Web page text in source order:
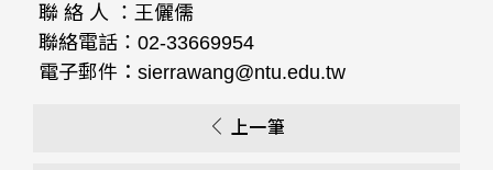
聯 絡 人 ：王儷儒
聯絡電話：02-33669954
電子郵件：sierrawang@ntu.edu.tw
上一筆